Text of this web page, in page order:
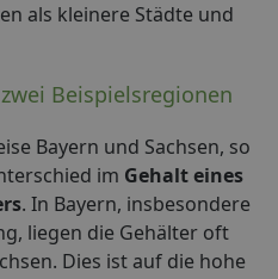
als kleinere Städte und
Beispielsregionen
Bayern und Sachsen, so
im Gehalt eines
. In Bayern, insbesondere
liegen die Gehälter oft
Dies ist auf die hohe